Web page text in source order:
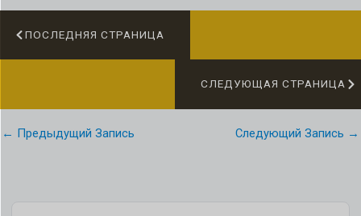
ПОСЛЕДНЯЯ СТРАНИЦА
СЛЕДУЮЩАЯ СТРАНИЦА
← Предыдущий Запись Следующий Запись →